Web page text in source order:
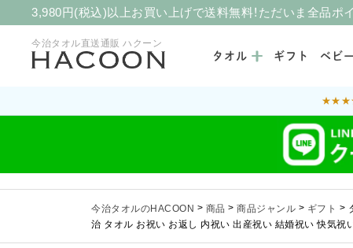
3,980円(税込)以上お買い上げで送料無料！ただいま全品ポ
今治タオル直送通販 ハクーン
タオル
ギフト ベビー
今治タオルのHACOON > 商品 > 商品ジャンル > ギフト >
治 タオル お祝い お返し 内祝い 出産祝い 結婚祝い 快気祝